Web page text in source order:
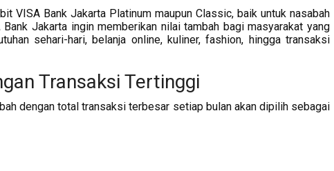
VISA Bank Jakarta Platinum maupun Classic, baik untuk nasabah
Jakarta ingin memberikan nilai tambah bagi masyarakat yang
sehari-hari, belanja online, kuliner, fashion, hingga transaksi
Transaksi Tertinggi
dengan total transaksi terbesar setiap bulan akan dipilih sebagai